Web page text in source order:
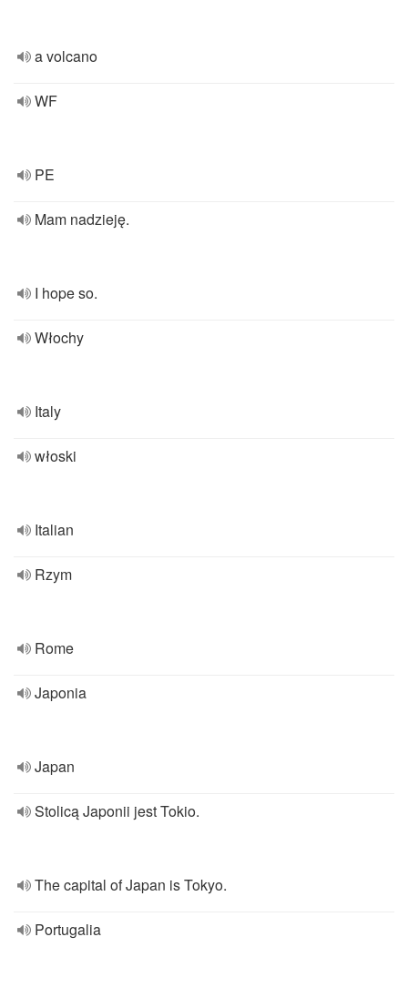
a volcano
WF
PE
Mam nadzieję.
I hope so.
Włochy
Italy
włoski
Italian
Rzym
Rome
Japonia
Japan
Stolicą Japonii jest Tokio.
The capital of Japan is Tokyo.
Portugalia